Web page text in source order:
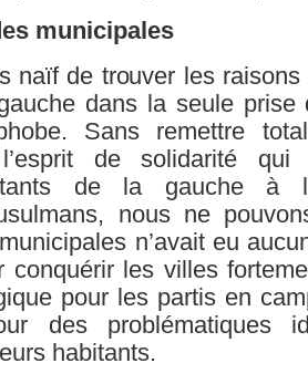
municipales
naïf de trouver les
dans la seule prise
Sans remettre
l’esprit de solidarité
de la gauche à
nous ne
municipales n’avait eu
conquérir les villes
pour les partis en
des problématiques
habitants.